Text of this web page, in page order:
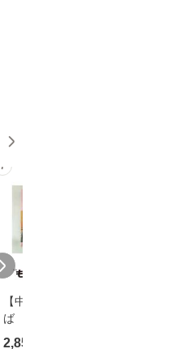
7
【中古】 耳をすませ
ば 〈2枚組〉 [DVD] /
ブエナ・ビスタ・ホー
2,852